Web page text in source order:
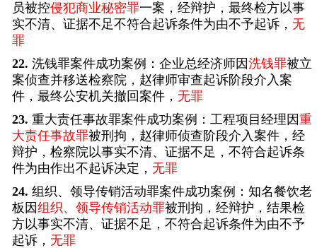
员被控侵犯商业秘密罪一案，经辩护，最终检方以事
实不清、证据不足不符合起诉条件为由不予起诉， 无
罪
22. 洗钱罪案件成功案例：企业总经济师因洗钱罪被立
案侦查并移送检察院，赵律师审查起诉阶段介入案
件，最终公安机关撤回案件， 无罪
23. 重大责任事故罪案件成功案例：工程项目经理因重
大责任事故罪被刑拘，赵律师侦查阶段介入案件，经
辩护，检察院以事实不清、证据不足，不符合起诉条
件为由作出不起诉决定， 无罪
24. 组织、领导传销活动罪案件成功案例：知名餐饮老
板因组织、领导传销活动罪被刑拘，经辩护，结果检
方以事实不清、证据不足，不符合起诉条件为由不予
起诉， 无罪